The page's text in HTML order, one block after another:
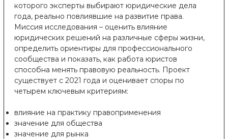
которого эксперты выбирают юридические дела
года, реально повлиявшие на развитие права.
Миссия исследования – оценить влияние
юридических решений на различные сферы жизни,
определить ориентиры для профессионального
сообщества и показать, как работа юристов
способна менять правовую реальность. Проект
существует с 2021 года и оценивает споры по
четырем ключевым критериям:
влияние на практику правоприменения
значение для общества
значение для рынка